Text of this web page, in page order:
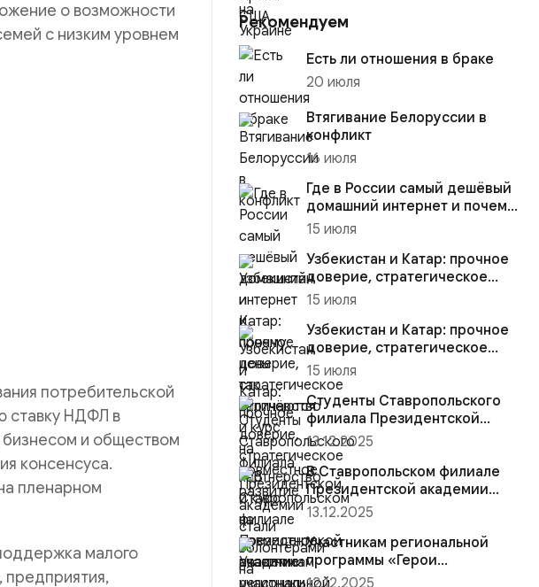
о возможности
с низким уровнем
потребительской
ставку НДФЛ в
и обществом
консенсуса.
пленарном
малого
предприятия,
Рекомендуем
Есть ли отношения в браке
20 июля
Втягивание Белоруссии в
конфликт
16 июля
Где в России самый дешёвый
домашний интернет и почему
цены так отличаются
15 июля
Узбекистан и Катар: прочное
доверие, стратегическое
партнёрство и курс на со...
15 июля
Узбекистан и Катар: прочное
доверие, стратегическое
партнёрство и курс на со...
15 июля
Студенты Ставропольского
филиала Президентской
академии стали волонтёрами
на...
13.12.2025
В Ставропольском филиале
Президентской академии
участники региональной
13.12.2025
Участникам региональной
программы «Герои
Ставрополья» вручена
12.12.2025